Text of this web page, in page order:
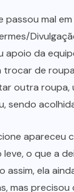
passou mal
apoio da
de
outra roupa,
sendo
apareceu
o que a
assim, ela
mas